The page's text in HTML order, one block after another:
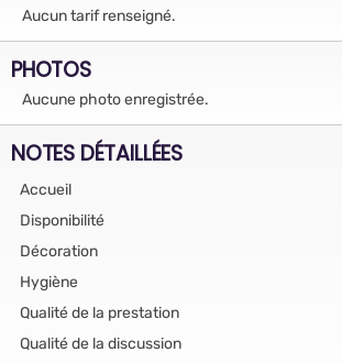
Aucun tarif renseigné.
PHOTOS
Aucune photo enregistrée.
NOTES DÉTAILLÉES
Accueil
Disponibilité
Décoration
Hygiène
Qualité de la prestation
Qualité de la discussion